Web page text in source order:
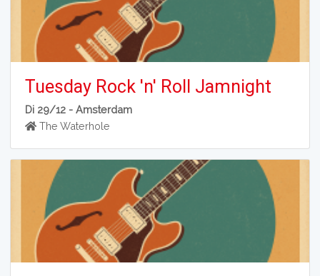
Tuesday Rock 'n' Roll Jamnight
Di 29/12 -Amsterdam
The Waterhole